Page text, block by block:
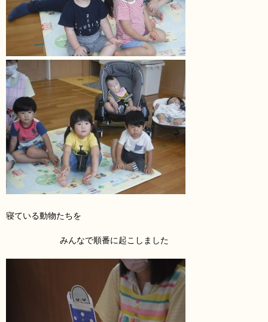
寝ている動物たちを
みんなで順番に起こしました